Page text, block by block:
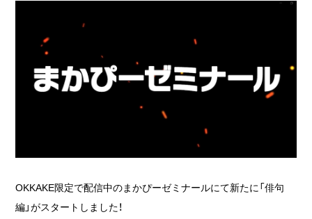
OKKAKE限定で配信中のまかぴーゼミナールにて新たに「俳句
編」がスタートしました！